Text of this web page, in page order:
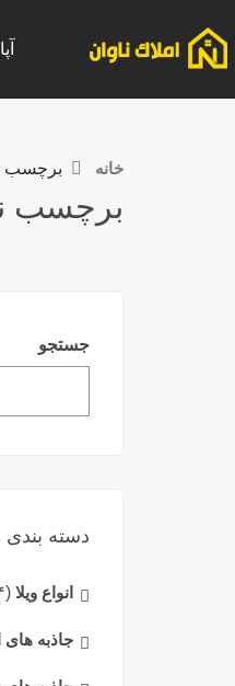
خانه برچسب
برچسب
جستجو
دسته بندی
انواع ویلا (۴)
جاذبه های